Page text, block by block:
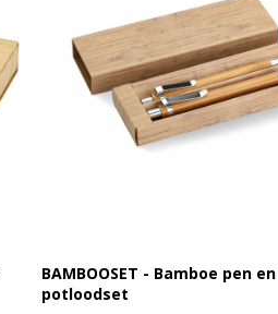
BAMBOOSET - Bamboe pen en
potloodset